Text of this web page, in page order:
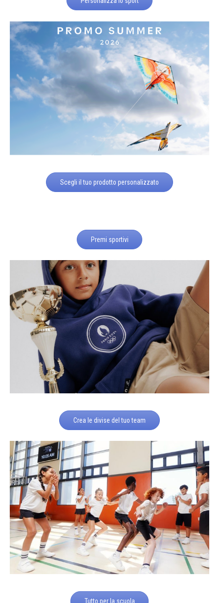
Scegli il tuo prodotto personalizzato
Premi sportivi
Crea le divise del tuo team
Tutto per la scuola